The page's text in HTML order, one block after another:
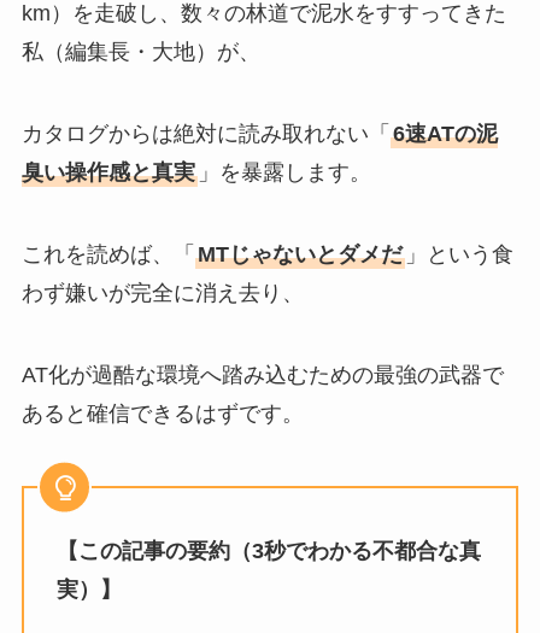
km）を走破し、数々の林道で泥水をすすってきた
私（編集長・大地）が、
カタログからは絶対に読み取れない「 6速ATの泥
臭い操作感と真実」を暴露します。
これを読めば、「 MTじゃないとダメだ」という食
わず嫌いが完全に消え去り、
AT化が過酷な環境へ踏み込むための最強の武器で
あると確信できるはずです。
【この記事の要約（3秒でわかる不都合な真
実）】